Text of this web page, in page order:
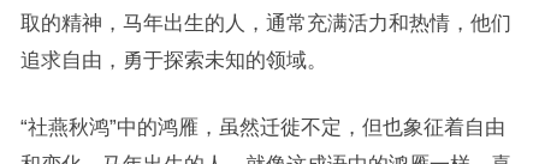
取的精神，马年出生的人，通常充满活力和热情，他们
追求自由，勇于探索未知的领域。
“社燕秋鸿”中的鸿雁，虽然迁徙不定，但也象征着自由